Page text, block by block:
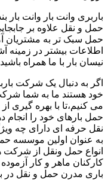
باربری وانت بار وانت بار
حمل و نقل علاوه بر
حمل سبک تر به مشتریان
اطلاعات بیشتر در زمینه
نیسان بار با ما همراه
اگر به دنبال یک شرکت
خود هستند ما به شما شرکت
می کنیم،تا با بهره گیری
حمل بارهای خود را انجام
نقل حرفه ای دارای چه
به عنوان اولین موسسه
انواع حمل ونقل از شرکت
کارکنان ماهر و کار
باری مدرن حمل و نقل در